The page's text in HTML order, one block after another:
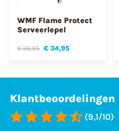
WMF Flame Protect
Serveerlepel
€ 36,95 € 34,95
Klantbeoordelingen
(9,1/10)